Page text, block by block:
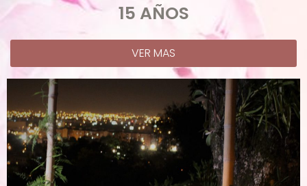
15 AÑOS
VER MAS